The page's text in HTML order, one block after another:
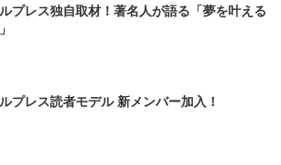
プレス独自取材！著名人が語る「夢を叶える
プレス読者モデル 新メンバー加入！